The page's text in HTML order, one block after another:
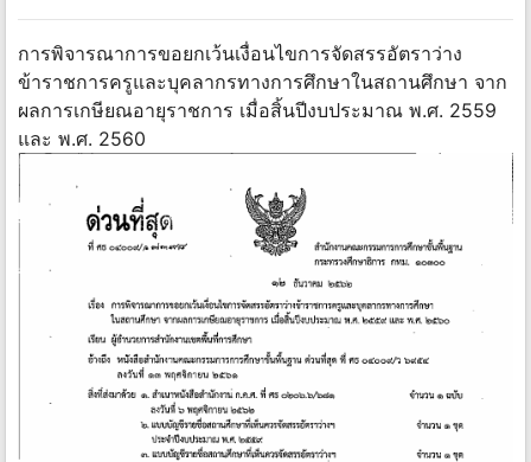
การพิจารณาการขอยกเว้นเงื่อนไขการจัดสรรอัตราว่าง
ข้าราชการครูและบุคลากรทางการศึกษาในสถานศึกษา จาก
ผลการเกษียณอายุราชการ เมื่อสิ้นปีงบประมาณ พ.ศ. 2559
และ พ.ศ. 2560